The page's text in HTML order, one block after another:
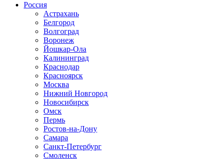
Россия
Астрахань
Белгород
Волгоград
Воронеж
Йошкар-Ола
Калининград
Краснодар
Красноярск
Москва
Нижний Новгород
Новосибирск
Омск
Пермь
Ростов-на-Дону
Самара
Санкт-Петербург
Смоленск